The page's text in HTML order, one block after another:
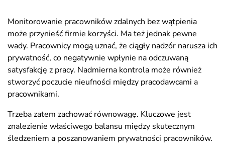
Monitorowanie pracowników zdalnych bez wątpienia
może przynieść firmie korzyści. Ma też jednak pewne
wady. Pracownicy mogą uznać, że ciągły nadzór narusza ich
prywatność, co negatywnie wpłynie na odczuwaną
satysfakcję z pracy. Nadmierna kontrola może również
stworzyć poczucie nieufności między pracodawcami a
pracownikami.
Trzeba zatem zachować równowagę. Kluczowe jest
znalezienie właściwego balansu między skutecznym
śledzeniem a poszanowaniem prywatności pracowników.